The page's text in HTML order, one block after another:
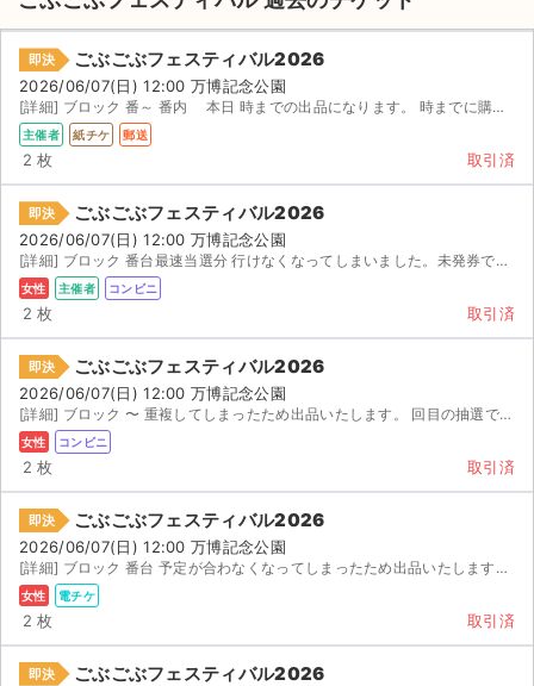
サイト情報
チケットジャム運営会社
チケットジャム利用規約
プライバシーポリシー
特定商取引法に基づく表記
公演登録依頼
不正転売禁止法について
チケットジャムの取り組み
音楽情報
即決 ごぶごぶフェスティバル2026
2026/06/07(日) 12:00 万博記念公園
[詳細] ブロック 番～ 番内 本日 時までの出品になります。 時までに購入してい...
主催者 紙チケ 郵送
2 枚 取引済
即決 ごぶごぶフェスティバル2026
2026/06/07(日) 12:00 万博記念公園
[詳細] ブロック 番台最速当選分 行けなくなってしまいました。未発券です。発券からお願いします。
女性 主催者 コンビニ
2 枚 取引済
即決 ごぶごぶフェスティバル2026
2026/06/07(日) 12:00 万博記念公園
[詳細] ブロック 〜 重複してしまったため出品いたします。 回目の抽選で当選したチケット...
女性 コンビニ
2 枚 取引済
即決 ごぶごぶフェスティバル2026
2026/06/07(日) 12:00 万博記念公園
[詳細] ブロック 番台 予定が合わなくなってしまったため出品いたします。 次先行で当選したチ...
女性 電チケ
2 枚 取引済
即決 ごぶごぶフェスティバル2026